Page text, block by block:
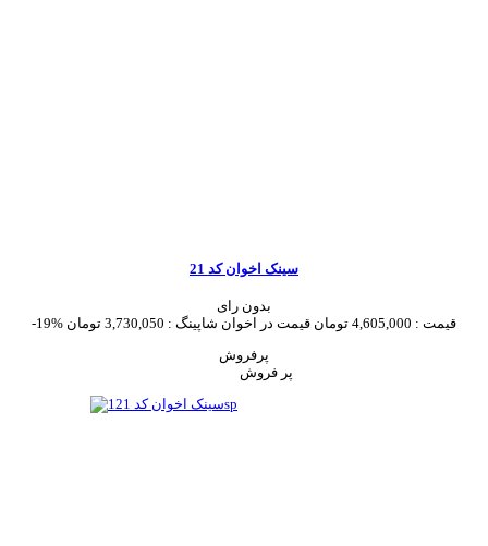
سینک اخوان کد 21
بدون رای
-19%
قیمت : 4,605,000 تومان قیمت در اخوان شاپینگ : 3,730,050 تومان
پرفروش